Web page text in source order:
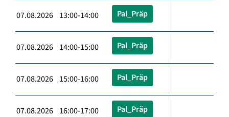
07.08.2026 13:00-14:00 Pal_Präp
07.08.2026 14:00-15:00 Pal_Präp
07.08.2026 15:00-16:00 Pal_Präp
07.08.2026 16:00-17:00 Pal_Präp